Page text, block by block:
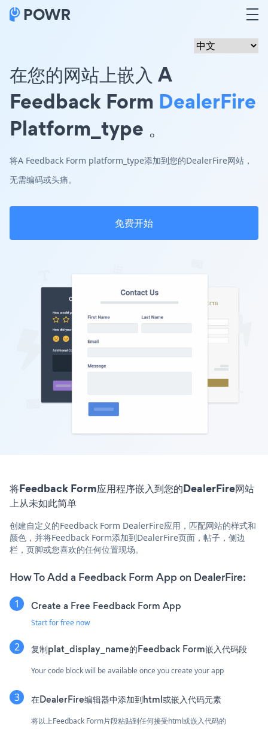
在您的网站上嵌入 A
Feedback Form DealerFire
Platform_type 。
将A Feedback Form platform_type添加到您的DealerFire网站，
无需编码或头痛。
免费开始
将Feedback Form应用程序嵌入到您的DealerFire网站
上从未如此简单
创建自定义的Feedback Form DealerFire应用，匹配网站的样式和
颜色，并将Feedback Form添加到DealerFire页面，帖子，侧边
栏，页脚或您喜欢的任何位置现场。
How To Add a Feedback Form App on DealerFire:
Create a Free Feedback Form App
Start for free now
复制plat_display_name的Feedback Form嵌入代码段
Your code block will be available once you create your app
在DealerFire编辑器中添加到html或嵌入代码元素
将以上Feedback Form片段粘贴到任何接受html或嵌入代码的